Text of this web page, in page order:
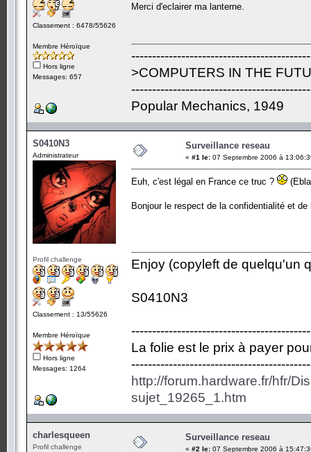
Classement : 6478/55626
Membre Héroïque
Hors ligne
Messages: 657
Merci d'eclairer ma lanterne.
>COMPUTERS IN THE
Popular Mechanics, 1949
S0410N3
Administrateur
Profil challenge
Classement : 13/55626
Membre Héroïque
Hors ligne
Messages: 1264
Surveillance reseau
« #1 le: 07 Septembre 2006 à
Euh, c'est légal en France ce truc ?
Bonjour le respect de la confidentialité et
Enjoy (copyleft de quelqu'un
S0410N3
La folie est le prix à payer
http://forum.hardware.fr/hfr/
sujet_19265_1.htm
charlesqueen
Profil challenge
Surveillance reseau
« #2 le: 07 Septembre 2006 à